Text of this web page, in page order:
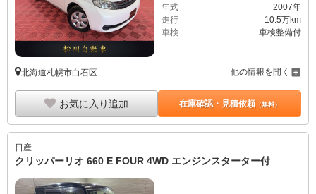
年式
2007年
走行
10.5万km
車検
車検整備付
北海道札幌市白石区 他の情報を開く
お気に入り追加 在庫確認・見積依頼（無料）
日産
クリッパーリオ 660 E FOUR 4WD エンジンスターター付